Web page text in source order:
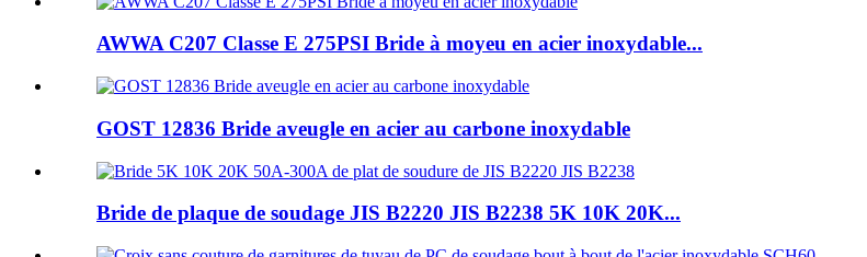
AWWA C207 Classe E 275PSI Bride à moyeu en acier inoxydable...
GOST 12836 Bride aveugle en acier au carbone inoxydable
Bride de plaque de soudage JIS B2220 JIS B2238 5K 10K 20K...